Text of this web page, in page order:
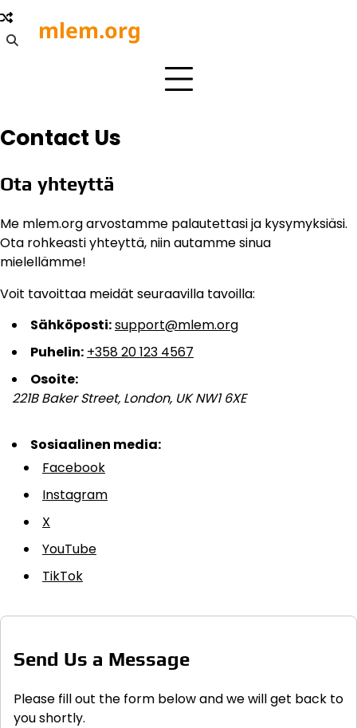
Skip
to
content
mlem.org
Contact Us
Ota yhteyttä
Me mlem.org arvostamme palautettasi ja kysymyksiäsi.
Ota rohkeasti yhteyttä, niin autamme sinua
mielellämme!
Voit tavoittaa meidät seuraavilla tavoilla:
Sähköposti:support@mlem.org
Puhelin: +358 20 123 4567
Osoite:
221B Baker Street, London, UK NW1 6XE
Sosiaalinen media:
Facebook
Instagram
X
YouTube
TikTok
Send Us a Message
Please fill out the form below and we will get back to
you shortly.